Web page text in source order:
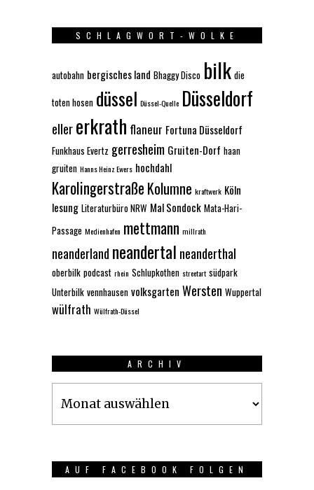
SCHLAGWORT-WOLKE
autobahn bergisches land Bhaggy Disco bilk die
toten hosen düssel Düssel-Quelle Düsseldorf
ellererkrath flaneur Fortuna Düsseldorf
Funkhaus Evertz gerresheim Gruiten-Dorf haan
gruiten Hanns Heinz Ewers hochdahl
Karolingerstraße Kolumne kraftwerk Köln
lesung Literaturbüro NRW Mal Sondock Mata-Hari-
Passage Medienhafen mettmann millrath
neanderland neandertal neanderthal
oberbilk podcast rhein Schlupkothen streetart südpark
Unterbilk vennhausen volksgarten Wersten Wuppertal
wülfrath Wülfrath-Düssel
ARCHIV
AUF FACEBOOK FOLGEN